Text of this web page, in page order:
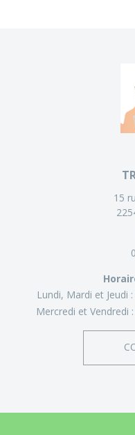
15
Lundi, Mardi et Jeudi :
Mercredi et Vendredi :